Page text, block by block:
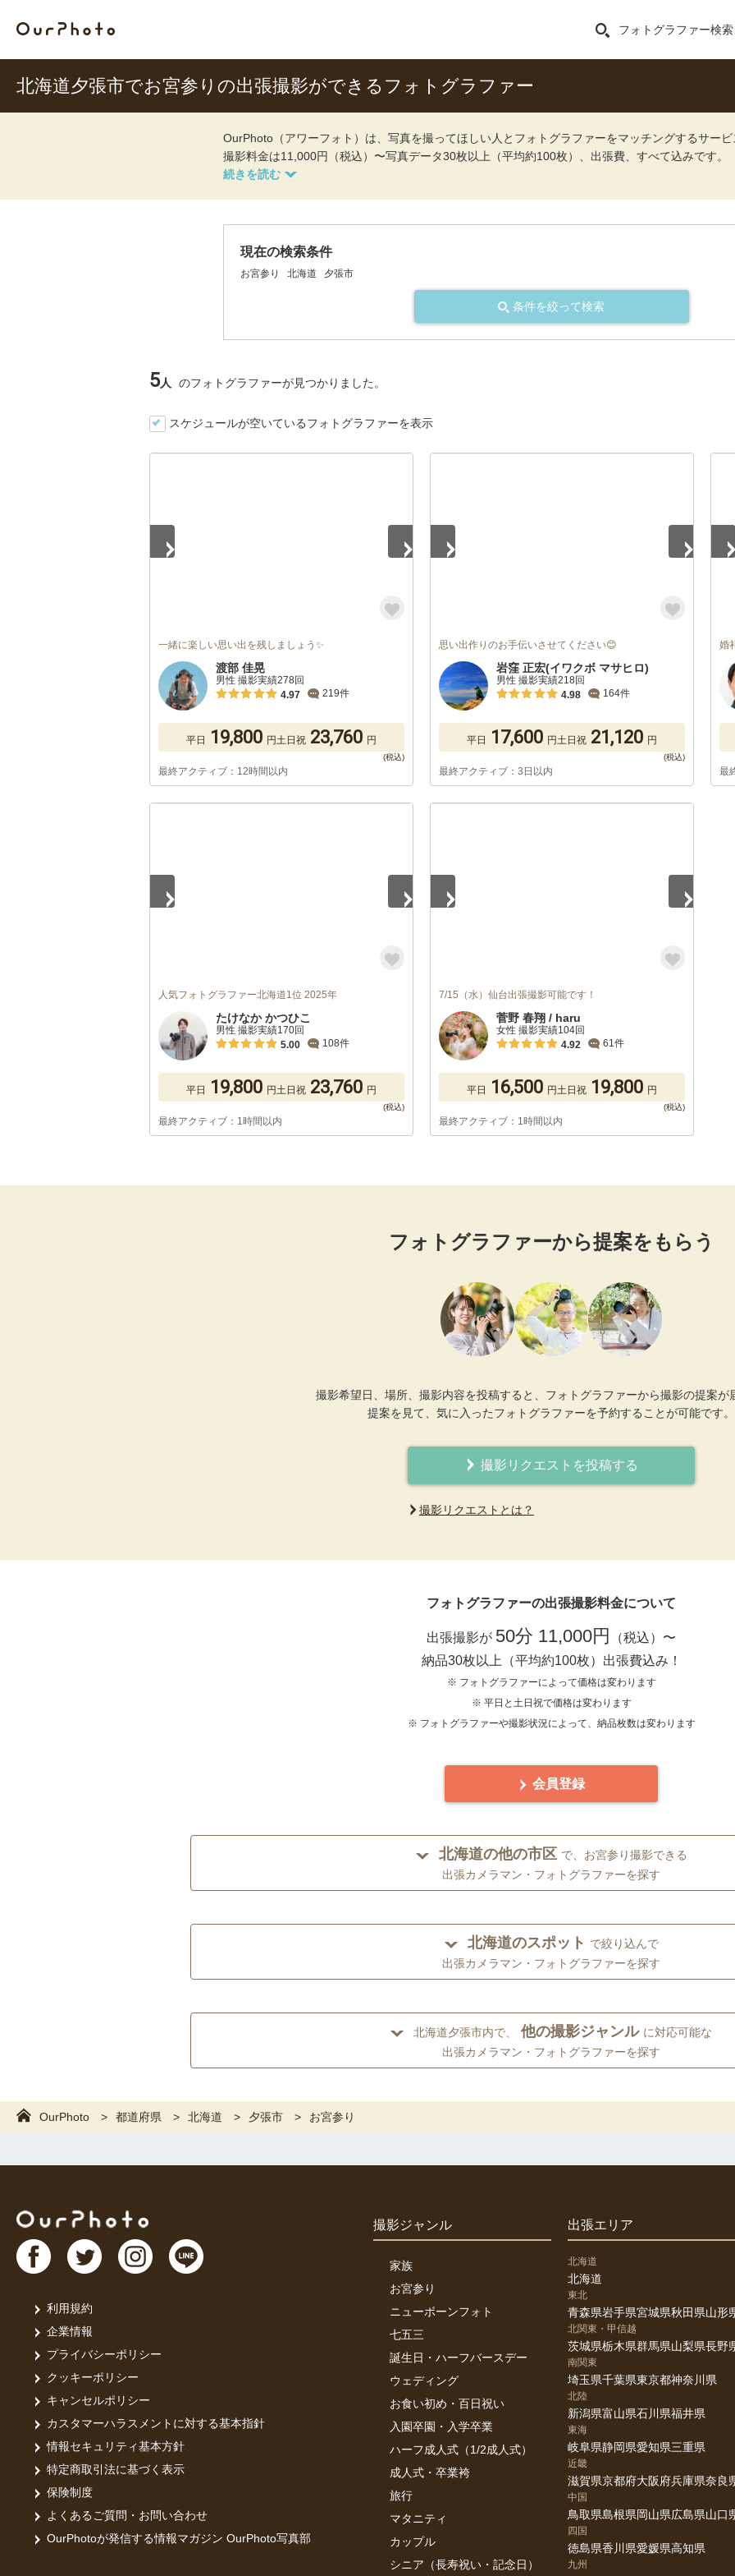
フォトグラファー検索
北海道夕張市でお宮参りの出張撮影ができるフォトグラファー
OurPhoto（アワーフォト）は、写真を撮ってほしい人とフォトグラファーをマッチングするサービ
撮影料金は11,000円（税込）〜写真データ30枚以上（平均約100枚）、出張費、すべて込みです。
現在の検索条件
お宮参り 北海道 夕張市
条件を絞って検索
5人 のフォトグラファーが見つかりました。
スケジュールが空いているフォトグラファーを表示
一緒に楽しい思い出を残しましょう✨
渡部 佳晃
男性 撮影実績278回
4.97
219件
平日 19,800 円土日祝 23,760 円
最終アクティブ：12時間以内
思い出作りのお手伝いさせてください😊
岩窪 正宏(イワクボ マサヒロ)
男性 撮影実績218回
4.98
164件
平日 17,600 円土日祝 21,120 円
最終アクティブ：3日以内
婚
最
人気フォトグラファー北海道1位 2025年
たけなか かつひこ
男性 撮影実績170回
5.00
108件
平日 19,800 円土日祝 23,760 円
最終アクティブ：1時間以内
7/15（水）仙台出張撮影可能です！
菅野 春翔 / haru
女性 撮影実績104回
4.92
61件
平日 16,500 円土日祝 19,800 円
最終アクティブ：1時間以内
フォトグラファーから提案をもらう
撮影希望日、場所、撮影内容を投稿すると、フォトグラファーから撮影の提案が
提案を見て、気に入ったフォトグラファーを予約することが可能です。
撮影リクエストを投稿する
撮影リクエストとは？
フォトグラファーの出張撮影料金について
出張撮影が 50分 11,000円
（税込）〜
納品30枚以上（平均約100枚）出張費込み！
※ フォトグラファーによって価格は変わります
※ 平日と土日祝で価格は変わります
※ フォトグラファーや撮影状況によって、納品枚数は変わります
会員登録
北海道の他の市区 で、お宮参り撮影できる
出張カメラマン・フォトグラファーを探す
北海道のスポット で絞り込んで
出張カメラマン・フォトグラファーを探す
北海道夕張市内で、 他の撮影ジャンル に対応可能な
出張カメラマン・フォトグラファーを探す
OurPhoto 都道府県 北海道 夕張市 お宮参り
利用規約
企業情報
プライバシーポリシー
クッキーポリシー
キャンセルポリシー
カスタマーハラスメントに対する基本指針
情報セキュリティ基本方針
特定商取引法に基づく表示
保険制度
よくあるご質問・お問い合わせ
OurPhotoが発信する情報マガジン OurPhoto写真部
撮影ジャンル
家族
お宮参り
ニューボーンフォト
七五三
誕生日・ハーフバースデー
ウェディング
お食い初め・百日祝い
入園卒園・入学卒業
ハーフ成人式（1/2成人式）
成人式・卒業袴
旅行
マタニティ
カップル
シニア（長寿祝い・記念日）
出張エリア
北海道
北海道
東北
青森県岩手県宮城県秋田県山形
北関東・甲信越
茨城県栃木県群馬県山梨県長野
南関東
埼玉県千葉県東京都神奈川県
北陸
新潟県富山県石川県福井県
東海
岐阜県静岡県愛知県三重県
近畿
滋賀県京都府大阪府兵庫県奈良
中国
鳥取県島根県岡山県広島県山口
四国
徳島県香川県愛媛県高知県
九州